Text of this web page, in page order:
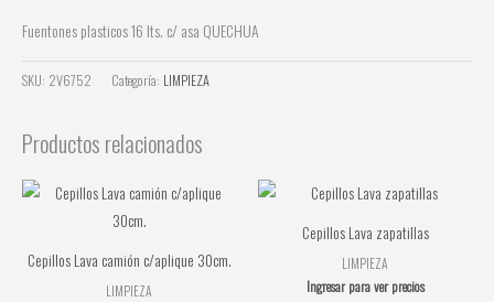
Fuentones plasticos 16 lts. c/ asa QUECHUA
SKU: 2V6752 Categoría: LIMPIEZA
Productos relacionados
Cepillos Lava camión c/aplique 30cm.
LIMPIEZA
Cepillos Lava zapatillas
LIMPIEZA
Ingresar para ver precios